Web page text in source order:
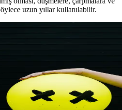
uzun yıllar kullanılabilir.